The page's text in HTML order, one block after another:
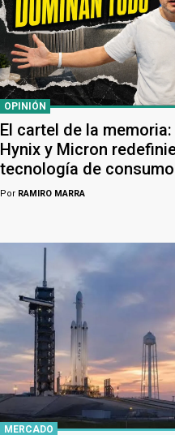
OPINIÓN
El cartel de la
Hynix y Micron
tecnología de consumo
Por RAMIRO MARRA
MERCADO